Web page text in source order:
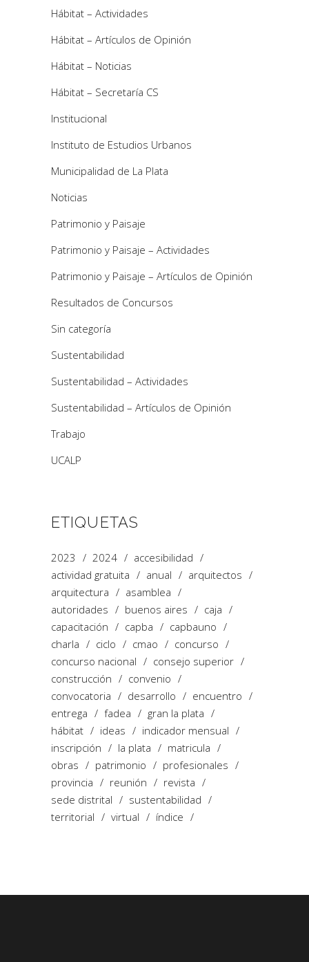
Hábitat – Actividades
Hábitat – Artículos de Opinión
Hábitat – Noticias
Hábitat – Secretaría CS
Institucional
Instituto de Estudios Urbanos
Municipalidad de La Plata
Noticias
Patrimonio y Paisaje
Patrimonio y Paisaje – Actividades
Patrimonio y Paisaje – Artículos de Opinión
Resultados de Concursos
Sin categoría
Sustentabilidad
Sustentabilidad – Actividades
Sustentabilidad – Artículos de Opinión
Trabajo
UCALP
ETIQUETAS
2023 2024
accesibilidad
actividad gratuita
anual
arquitectos
arquitectura
asamblea
autoridades
buenos aires
caja
capacitación
capba
capbauno
charla
ciclo cmao
concurso
concurso nacional
consejo superior
construcción
convenio
convocatoria
desarrollo
encuentro
entrega
fadea
gran la plata
hábitat
ideas
indicador mensual
inscripción
la plata
matricula
obras
patrimonio
profesionales
provincia
reunión
revista
sede distrital
sustentabilidad
territorial
virtual índice